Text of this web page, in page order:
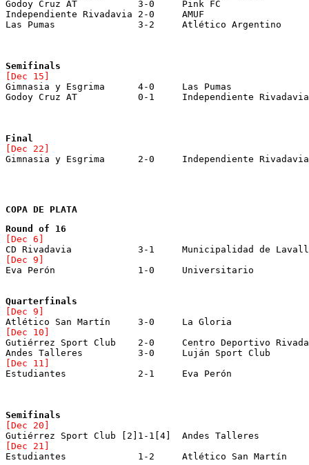
[Dec 15]
Gimnasia y Esgrima	4-0	Las Pumas
[Dec 22]
COPA DE PLATA
[Dec 6]
CD Rivadavia		3-1	Municipalidad de
[Dec 9]
[Dec 9]
Atlético San Martín	3-0	La Gloria
[Dec 10]
Andes Talleres		3-0	Luján Sport Club
[Dec 11]
[Dec 20]
[Dec 21]